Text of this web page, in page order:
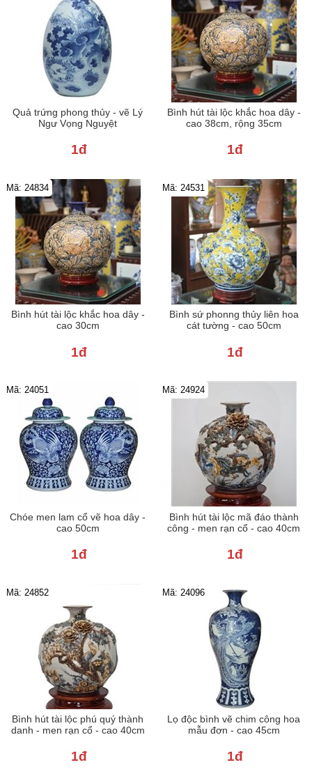
Quả trứng phong thủy - vẽ Lý
Ngư Vọng Nguyệt
1đ
Bình hút tài lộc khắc hoa dây -
cao 38cm, rộng 35cm
1đ
Bình hút tài lộc khắc hoa dây -
cao 30cm
Mã: 24834
1đ
Bình sứ phonng thủy liên hoa
cát tường - cao 50cm
Mã: 24531
1đ
Chóe men lam cổ vẽ hoa dây -
cao 50cm
Mã: 24051
1đ
Bình hút tài lộc mã đáo thành
công - men rạn cổ - cao 40cm
Mã: 24924
1đ
Bình hút tài lộc phú quý thành
danh - men rạn cổ - cao 40cm
Mã: 24852
1đ
Lọ độc bình vẽ chim công hoa
mẫu đơn - cao 45cm
Mã: 24096
1đ